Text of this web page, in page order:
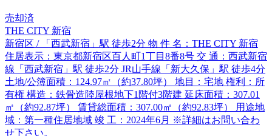
売却済
THE CITY 新宿
新宿区 / 「西武新宿」駅 徒歩2分 物 件 名：THE CITY 新宿
住居表示：東京都新宿区百人町1丁目8番8号 交 通：西武新宿
線「西武新宿」駅 徒歩2分 JR山手線「新大久保」駅 徒歩4分
土地/公簿面積：124.97㎡（約37.80坪） 地目：宅地 権利：所
有権 構造：鉄骨造陸屋根地下1階付3階建 延床面積：307.01
㎡（約92.87坪） 賃貸総面積：307.00㎡（約92.83坪） 用途地
域：第一種住居地域 竣 工：2024年6月 ※詳細はお問い合わ
せ下さい。